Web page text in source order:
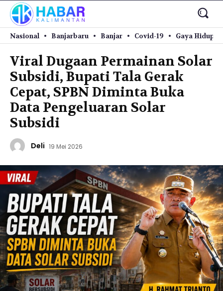
Nasional Banjarbaru Banjar Covid-19 Gaya Hidup
Viral Dugaan Permainan Solar
Subsidi, Bupati Tala Gerak
Cepat, SPBN Diminta Buka
Data Pengeluaran Solar
Subsidi
Deli 19 Mei 2026